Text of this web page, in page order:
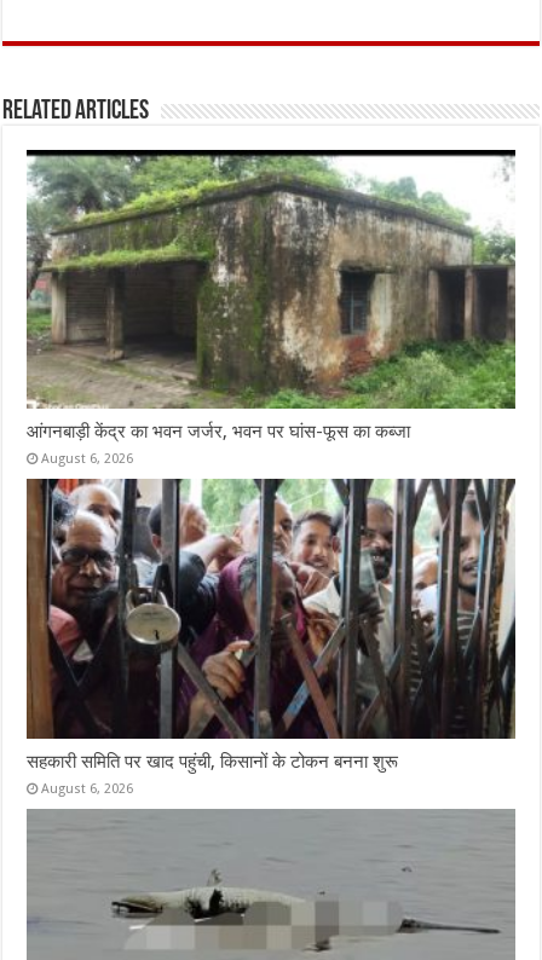
ce
o
o
k
it
r
at
A
p
p
ai ar
Related Articles
आंगनबाड़ी केंद्र का भवन जर्जर, भवन पर घांस-फूस का कब्जा
August 6, 2026
सहकारी समिति पर खाद पहुंची, किसानों के टोकन बनना शुरू
August 6, 2026